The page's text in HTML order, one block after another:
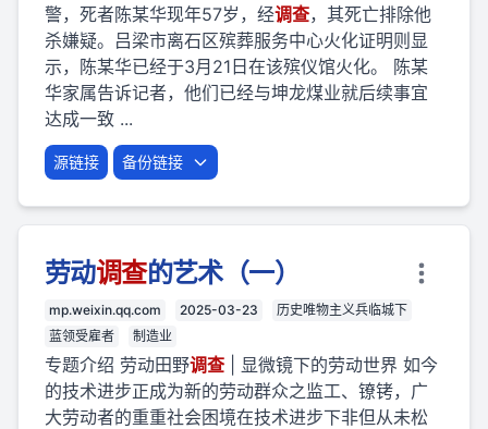
警，死者陈某华现年57岁，经调查，其死亡排除他
杀嫌疑。吕梁市离石区殡葬服务中心火化证明则显
示，陈某华已经于3月21日在该殡仪馆火化。 陈某
华家属告诉记者，他们已经与坤龙煤业就后续事宜
达成一致 ...
源链接 备份链接
劳动调查的艺术（一）
mp.weixin.qq.com 2025-03-23
历史唯物主义兵临城下
蓝领受雇者
制造业
专题介绍 劳动田野调查 | 显微镜下的劳动世界 如今
的技术进步正成为新的劳动群众之监工、镣铐，广
大劳动者的重重社会困境在技术进步下非但从未松